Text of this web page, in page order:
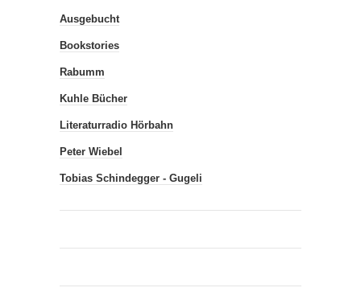
Ausgebucht
Bookstories
Rabumm
Kuhle Bücher
Literaturradio Hörbahn
Peter Wiebel
Tobias Schindegger - Gugeli